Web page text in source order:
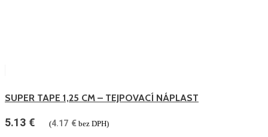
SUPER TAPE 1,25 CM – TEJPOVACÍ NÁPLAST
5.13 € (4.17 € bez DPH)